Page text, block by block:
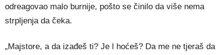
odreagovao malo burnije, pošto se činilo da više nema
strpljenja da čeka.
„Majstore, a da izađeš ti? Je l hoćeš? Da me ne tjeraš da